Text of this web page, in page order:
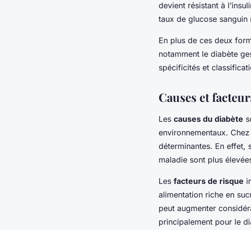
devient résistant à
taux de glucose sanguin
En plus de ces deux
notamment le diabète
spécificités et
Causes et
Les causes du diabète
environnementaux.
déterminantes. En effet,
maladie sont plus
Les facteurs de risque
alimentation riche en
peut augmenter
principalement pour le